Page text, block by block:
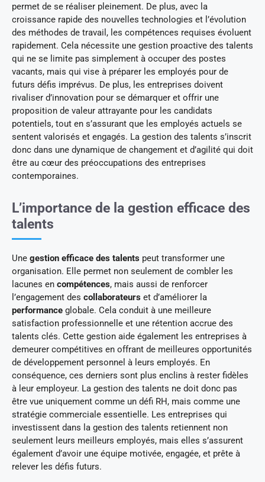
permet de se réaliser pleinement. De plus, avec la
croissance rapide des nouvelles technologies et l’évolution
des méthodes de travail, les compétences requises évoluent
rapidement. Cela nécessite une gestion proactive des talents
qui ne se limite pas simplement à occuper des postes
vacants, mais qui vise à préparer les employés pour de
futurs défis imprévus. De plus, les entreprises doivent
rivaliser d’innovation pour se démarquer et offrir une
proposition de valeur attrayante pour les candidats
potentiels, tout en s’assurant que les employés actuels se
sentent valorisés et engagés. La gestion des talents s’inscrit
donc dans une dynamique de changement et d’agilité qui doit
être au cœur des préoccupations des entreprises
contemporaines.
L’importance de la gestion efficace des
talents
Une gestion efficace des talents peut transformer une
organisation. Elle permet non seulement de combler les
lacunes en compétences, mais aussi de renforcer
l’engagement des collaborateurs et d’améliorer la
performance globale. Cela conduit à une meilleure
satisfaction professionnelle et une rétention accrue des
talents clés. Cette gestion aide également les entreprises à
demeurer compétitives en offrant de meilleures opportunités
de développement personnel à leurs employés. En
conséquence, ces derniers sont plus enclins à rester fidèles
à leur employeur. La gestion des talents ne doit donc pas
être vue uniquement comme un défi RH, mais comme une
stratégie commerciale essentielle. Les entreprises qui
investissent dans la gestion des talents retiennent non
seulement leurs meilleurs employés, mais elles s’assurent
également d’avoir une équipe motivée, engagée, et prête à
relever les défis futurs.